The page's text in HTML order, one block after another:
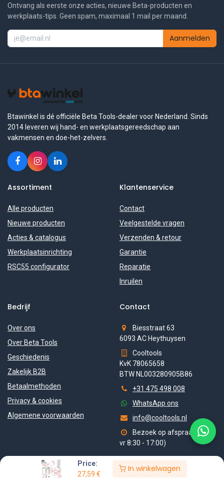
Price:
27,59 €
In winkelwagen
Ontvang als eerste onze acties, nieuwe Beta-producten en
werkplaats-tips. Geen spam, maximaal 1 mail per maand.
Aanmelden
Btawinkel is dé officiële Beta Tools-dealer voor Nederland. Sinds
2014 leveren wij hand- en werkplaatsgereedschap aan
vakmensen en doe-het-zelvers.
Assortiment
Alle producten
Nieuwe producten
Acties & catalogus
Werkplaatsinrichting
RSC55 configurator
Klantenservice
Contact
Veelgestelde vragen
Verzenden & retour
Garantie
Reparatie
Inruilen
Bedrijf
Over ons
Over Beta Tools
Geschiedenis
Zakelijk B2B
Betaalmethoden
Privacy & cookies
Algemene voorwaarden
Contact
Biesstraat 63
6093 AC Heythuysen
Cooltools
KvK 78065658
BTW NL003280905B86
+31 475 498 008
WhatsApp ons
info@cooltools.nl
Bezoek op afspraak (ma-
vr 8:30 - 17:00)